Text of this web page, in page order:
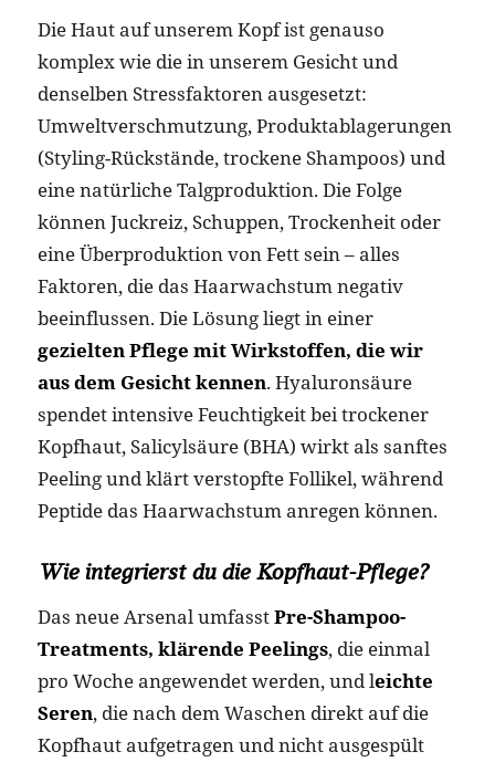
Die Haut auf unserem Kopf ist genauso
komplex wie die in unserem Gesicht und
denselben Stressfaktoren ausgesetzt:
Umweltverschmutzung, Produktablagerungen
(Styling-Rückstände, trockene Shampoos) und
eine natürliche Talgproduktion. Die Folge
können Juckreiz, Schuppen, Trockenheit oder
eine Überproduktion von Fett sein – alles
Faktoren, die das Haarwachstum negativ
beeinflussen. Die Lösung liegt in einer
gezielten Pflege mit Wirkstoffen, die wir
aus dem Gesicht kennen. Hyaluronsäure
spendet intensive Feuchtigkeit bei trockener
Kopfhaut, Salicylsäure (BHA) wirkt als sanftes
Peeling und klärt verstopfte Follikel, während
Peptide das Haarwachstum anregen können.
Wie integrierst du die Kopfhaut-Pflege?
Das neue Arsenal umfasstPre-Shampoo-
Treatments, klärende Peelings, die einmal
pro Woche angewendet werden, und leichte
Seren, die nach dem Waschen direkt auf die
Kopfhaut aufgetragen und nicht ausgespült